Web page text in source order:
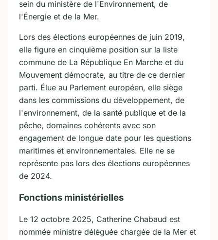
sein du ministère de l'Environnement, de
l'Énergie et de la Mer.
Lors des élections européennes de juin 2019,
elle figure en cinquième position sur la liste
commune de La République En Marche et du
Mouvement démocrate, au titre de ce dernier
parti. Élue au Parlement européen, elle siège
dans les commissions du développement, de
l'environnement, de la santé publique et de la
pêche, domaines cohérents avec son
engagement de longue date pour les questions
maritimes et environnementales. Elle ne se
représente pas lors des élections européennes
de 2024.
Fonctions ministérielles
Le 12 octobre 2025, Catherine Chabaud est
nommée ministre déléguée chargée de la Mer et